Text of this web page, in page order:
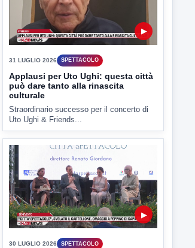
▶
31 LUGLIO 2026 SPETTACOLO
Applausi per Uto Ughi: questa città
può dare tanto alla rinascita
culturale
Straordinario successo per il concerto di
Uto Ughi & Friends...
▶
30 LUGLIO 2026 SPETTACOLO